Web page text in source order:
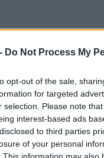
Do Not Process My
opt-out of the sale,
for targeted
selection. Please note
interest-based ads
to third parties
of your personal
This information may
Γιάνσα
της Σλοβενίας»
κάνοντας
της